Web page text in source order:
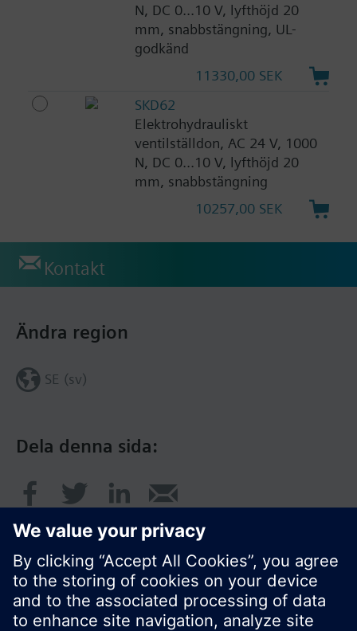
N, DC 0...10 V, lyfthöjd 20
mm, snabbstängning, UL-
godkänd
11330,00 SEK
SKD62
Elektrohydrauliskt
ventilställdon, AC 24 V, 1000
N, DC 0...10 V, lyfthöjd 20
mm, snabbstängning
10257,00 SEK
Kontakt
Dela denna sida:
Ändra region
SE (sv)